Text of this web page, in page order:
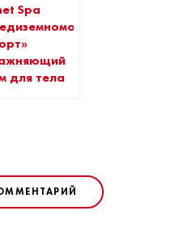
Spa
для тела